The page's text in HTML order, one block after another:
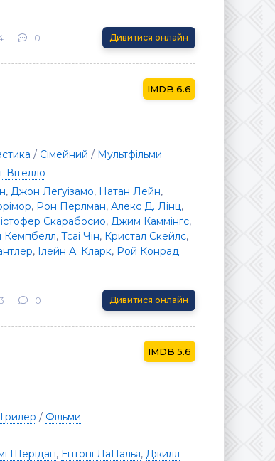
0 Дивитися онлайн
6.6
/ Сімейний / Мультфільми
Вітелло
, Джон Леґуізамо, Натан Лейн,
, Рон Перлман, Алекс Д. Лінц,
Скарабосио, Джим Каммінґс,
Кемпбелл, Тсаі Чін, Кристал Скейлс,
, Ілейн А. Кларк, Рой Конрад
0 Дивитися онлайн
5.6
/ Фільми
Шерідан, Ентоні ЛаПалья, Джилл